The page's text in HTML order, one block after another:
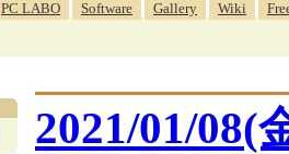
PC LABO Software Gallery Wiki
2021/01/08(